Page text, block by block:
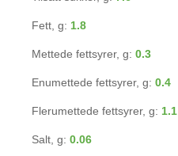
Fett, g: 1.8
Mettede fettsyrer, g: 0.3
Enumettede fettsyrer, g: 0.4
Flerumettede fettsyrer, g: 1.1
Salt, g: 0.06